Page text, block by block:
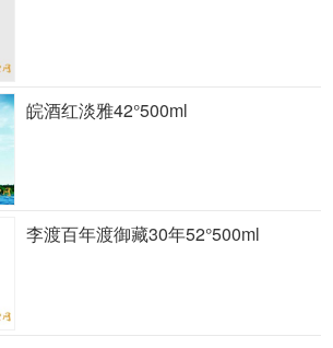
皖酒红淡雅42°500ml
李渡百年渡御藏30年52°500ml